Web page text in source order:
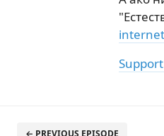
← PREVIOUS EPISODE